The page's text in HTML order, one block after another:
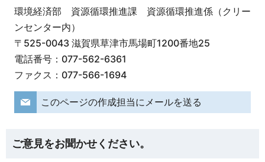
環境経済部 資源循環推進課 資源循環推進係（クリー
ンセンター内）
〒525-0043 滋賀県草津市馬場町1200番地25
電話番号：077-562-6361
ファクス：077-566-1694
このページの作成担当にメールを送る
ご意見をお聞かせください。